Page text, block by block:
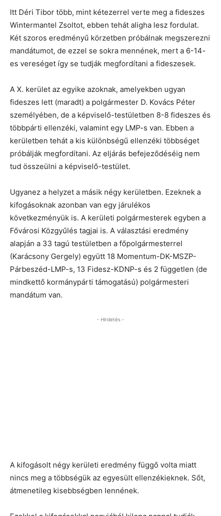
Itt Déri Tibor több, mint kétezerrel verte meg a fideszes
Wintermantel Zsoltot, ebben tehát aligha lesz fordulat.
Két szoros eredményű körzetben próbálnak megszerezni
mandátumot, de ezzel se sokra mennének, mert a 6-14-
es vereséget így se tudják megfordítani a fideszesek.
A X. kerület az egyike azoknak, amelyekben ugyan
fideszes lett (maradt) a polgármester D. Kovács Péter
személyében, de a képviselő-testületben 8-8 fideszes és
többpárti ellenzéki, valamint egy LMP-s van. Ebben a
kerületben tehát a kis különbségű ellenzéki többséget
próbálják megfordítani. Az eljárás befejeződéséig nem
tud összeülni a képviselő-testület.
Ugyanez a helyzet a másik négy kerületben. Ezeknek a
kifogásoknak azonban van egy járulékos
következményük is. A kerületi polgármesterek egyben a
Fővárosi Közgyűlés tagjai is. A választási eredmény
alapján a 33 tagú testületben a főpolgármesterrel
(Karácsony Gergely) együtt 18 Momentum-DK-MSZP-
Párbeszéd-LMP-s, 13 Fidesz-KDNP-s és 2 független (de
mindkettő kormánypárti támogatású) polgármesteri
mandátum van.
- Hirdetés -
A kifogásolt négy kerületi eredmény függő volta miatt
nincs meg a többségük az egyesült ellenzékieknek. Sőt,
átmenetileg kisebbségben lennének.